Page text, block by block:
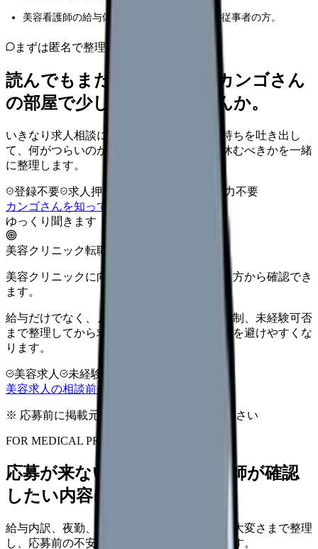
美容看護師の給与体系に深い関心を持つ医療従事者の方。
まずは匿名で整理
読んでもまだ苦しいなら、カンゴさん
の部屋で少し話してみませんか。
いきなり求人相談には進みません。今の気持ちを吐き出し
て、何がつらいのか、辞めるべきか、少し休むべきかを一緒
に整理します。
登録不要 求人押し売りなし
病院名は入力不要
カンゴさんを知ってから相談する
ゆっくり聞きます
美容クリニック転職
美容クリニックに向いているか、条件と働き方から確認でき
ます。
給与だけでなく、ノルマ、土日勤務、教育体制、未経験可否
まで整理してから求人を見た方がミスマッチを避けやすくな
ります。
美容求人 未経験可
美容求人の相談前チェックを見る
※ 応募前に掲載元の最新情報を確認してください
FOR MEDICAL PROVIDERS
応募が来ない求人票を、看護師が確認
したい内容に直せます
給与内訳、夜勤、休日、教育、職場の正直な大変さまで整理
し、応募前の不安を減らす求人票へ改善します。